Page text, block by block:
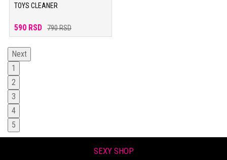
TOYS CLEANER
590 RSD 790 RSD
Next
1
2
3
4
5
SEXY SHOP